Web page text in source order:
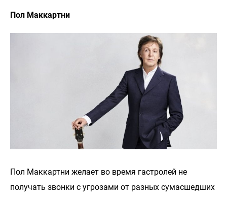
Пол Маккартни
Пол Маккартни желает во время гастролей не
получать звонки с угрозами от разных сумасшедших